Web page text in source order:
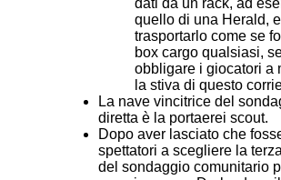
quello di una Herald, e
trasportarlo come se
box cargo qualsiasi,
obbligare i giocatori a
la stiva di questo
La nave vincitrice del
diretta è la portaerei scout.
Dopo aver lasciato che
spettatori a scegliere la
del sondaggio comunitario